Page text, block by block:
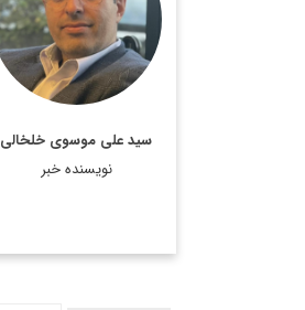
سید علی موسوی خلخالی
نویسنده خبر
ایرانی.
اطلاعات بیشتر